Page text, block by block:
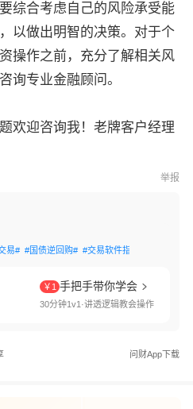
综合考虑自己的风险承受能
以做出明智的决策。对于个
操作之前，充分了解相关风
询专业金融顾问。
欢迎咨询我！老牌客户经理
举报
易# #国债逆回购# #交易软件指导#
￥1 手把手带你学会
30分钟1v1·讲透逻辑教会操作
问财App下载